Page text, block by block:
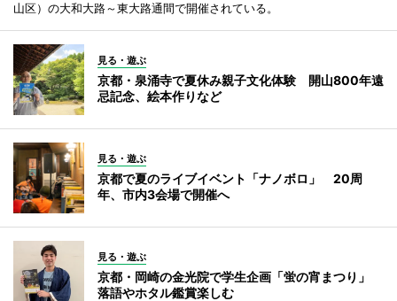
山区）の大和大路～東大路通間で開催されている。
見る・遊ぶ
京都・泉涌寺で夏休み親子文化体験 開山800年遠
忌記念、絵本作りなど
見る・遊ぶ
京都で夏のライブイベント「ナノボロ」 20周
年、市内3会場で開催へ
見る・遊ぶ
京都・岡崎の金光院で学生企画「蛍の宵まつり」
落語やホタル鑑賞楽しむ